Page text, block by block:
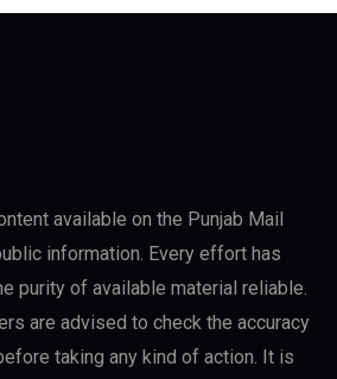
available on the Punjab Mail
information. Every effort has
purity of available material reliable.
are advised to check the accuracy
taking any kind of action. It is